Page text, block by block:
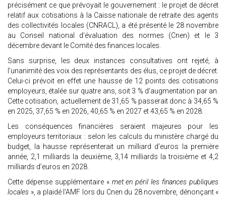
précisément ce que prévoyait le gouvernement : le projet de décret
relatif aux cotisations à la Caisse nationale de retraite des agents
des collectivités locales (CNRACL), a été présenté le 28 novembre
au Conseil national d’évaluation des normes (Cnen) et le 3
décembre devant le Comité des finances locales.
Sans surprise, les deux instances consultatives ont rejeté, à
l’unanimité des voix des représentants des élus, ce projet de décret.
Celui-ci prévoit en effet une hausse de 12 points des cotisations
employeurs, étalée sur quatre ans, soit 3 % d’augmentation par an.
Cette cotisation, actuellement de 31,65 % passerait donc à 34,65 %
en 2025, 37,65 % en 2026, 40,65 % en 2027 et 43,65 % en 2028.
Les conséquences financières seraient majeures pour les
employeurs territoriaux : selon les calculs du ministère chargé du
budget, la hausse représenterait un milliard d’euros la première
année, 2,1 milliards la deuxième, 3,14 milliards la troisième et 4,2
milliards d’euros en 2028.
Cette dépense supplémentaire « met en péril les finances publiques
locales », a plaidé l’AMF lors du Cnen du 28 novembre, dénonçant «